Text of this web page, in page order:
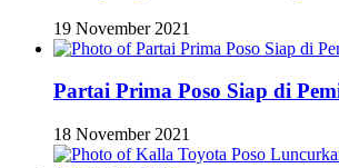
19 November 2021
Partai Prima Poso Siap di
18 November 2021